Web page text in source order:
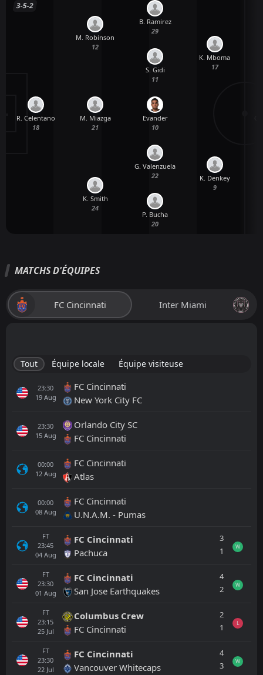
3-5-2
R. Celentano
18
K. Smith
24
M. Miazga
21
M. Robinson
12
P. Bucha
20
G. Valenzuela
22
Evander
10
S. Gidi
11
B. Ramirez
29
K. Denkey
9
K. Mboma
17
MATCHS D'ÉQUIPES
FC Cincinnati Inter Miami
Tout Équipe locale Équipe visiteuse
23:30
19 Aug
FC Cincinnati
New York City FC
23:30
15 Aug
Orlando City SC
FC Cincinnati
00:00
12 Aug
FC Cincinnati
Atlas
00:00
08 Aug
FC Cincinnati
U.N.A.M. - Pumas
FT
23:45
04 Aug
FC Cincinnati
Pachuca
3
1
W
FT
23:30
01 Aug
FC Cincinnati
San Jose Earthquakes
4
2
W
FT
23:15
25 Jul
Columbus Crew
FC Cincinnati
2
1
L
FT
23:30
22 Jul
FC Cincinnati
Vancouver Whitecaps
4
3
W